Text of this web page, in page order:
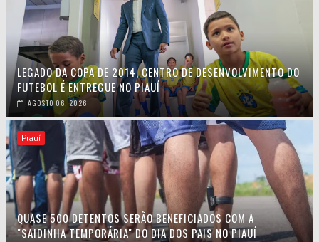
LEGADO DA COPA DE 2014, CENTRO DE DESENVOLVIMENTO DO
FUTEBOL É ENTREGUE NO PIAUÍ
AGOSTO 06, 2026
Piauí
QUASE 500 DETENTOS SERÃO BENEFICIADOS COM A
"SAIDINHA TEMPORÁRIA" DO DIA DOS PAIS NO PIAUÍ